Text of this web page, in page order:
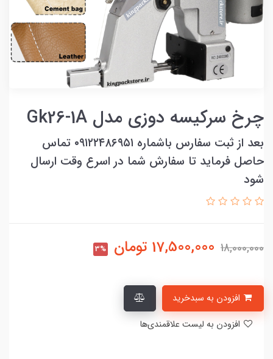
چرخ سرکیسه دوزی مدل Gk26-1A
بعد از ثبت سفارس باشماره ۰۹۱۲۲۴۸۶۹۵۱ تماس
حاصل فرماید تا سفارش شما در اسرع وقت ارسال
شود
18,000,000
17,500,000 تومان 3%